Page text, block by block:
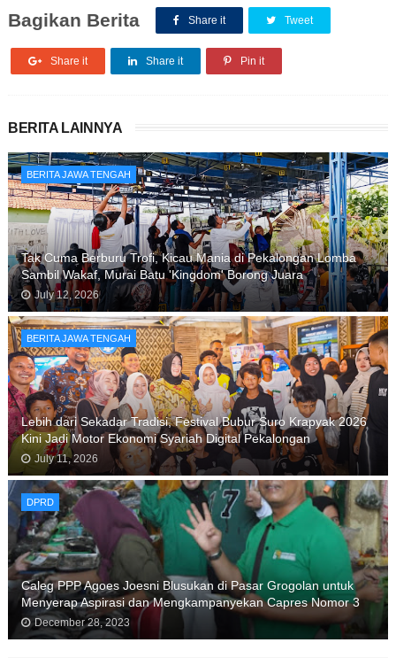
Bagikan Berita Share it Tweet
Share it Share it Pin it
BERITA LAINNYA
BERITA JAWA TENGAH
Tak Cuma Berburu Trofi, Kicau Mania di Pekalongan Lomba
Sambil Wakaf, Murai Batu 'Kingdom' Borong Juara
July 12, 2026
BERITA JAWA TENGAH
Lebih dari Sekadar Tradisi, Festival Bubur Suro Krapyak 2026
Kini Jadi Motor Ekonomi Syariah Digital Pekalongan
July 11, 2026
DPRD
Caleg PPP Agoes Joesni Blusukan di Pasar Grogolan untuk
Menyerap Aspirasi dan Mengkampanyekan Capres Nomor 3
December 28, 2023